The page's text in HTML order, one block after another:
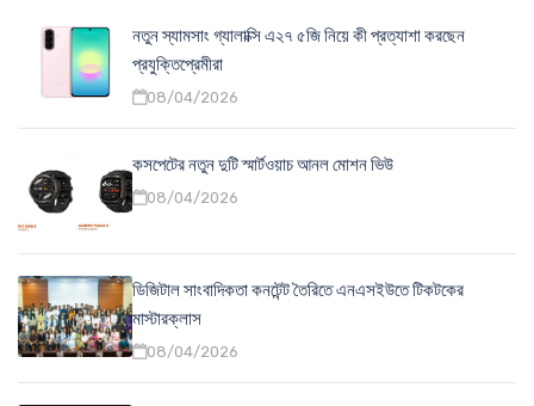
নতুন স্যামসাং গ্যালাক্সি এ২৭ ৫জি নিয়ে কী প্রত্যাশা করছেন
প্রযুক্তিপ্রেমীরা
08/04/2026
কসপেটের নতুন দুটি স্মার্টওয়াচ আনল মোশন ভিউ
08/04/2026
ডিজিটাল সাংবাদিকতা কনটেন্ট তৈরিতে এনএসইউতে টিকটকের
মাস্টারক্লাস
08/04/2026